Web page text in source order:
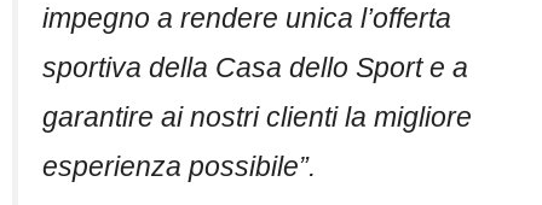
impegno a rendere unica l’offerta
sportiva della Casa dello Sport e a
garantire ai nostri clienti la migliore
esperienza possibile”.